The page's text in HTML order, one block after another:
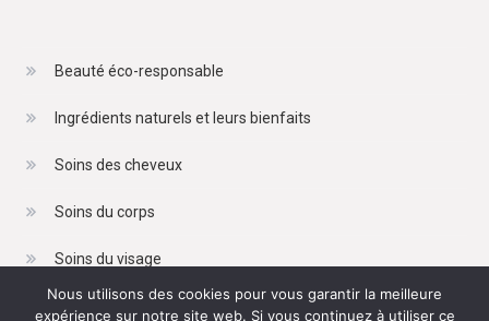
Beauté éco-responsable
Ingrédients naturels et leurs bienfaits
Soins des cheveux
Soins du corps
Soins du visage
Nous utilisons des cookies pour vous garantir la meilleure
expérience sur notre site web. Si vous continuez à utiliser ce